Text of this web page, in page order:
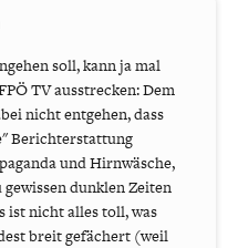
soll, kann ja mal
TV ausstrecken: Dem
nicht entgehen, dass
Berichterstattung
und Hirnwäsche,
dunklen Zeiten
ist nicht alles toll, was
breit gefächert (weil